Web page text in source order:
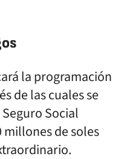
la programación
de las cuales se
Social
millones de soles